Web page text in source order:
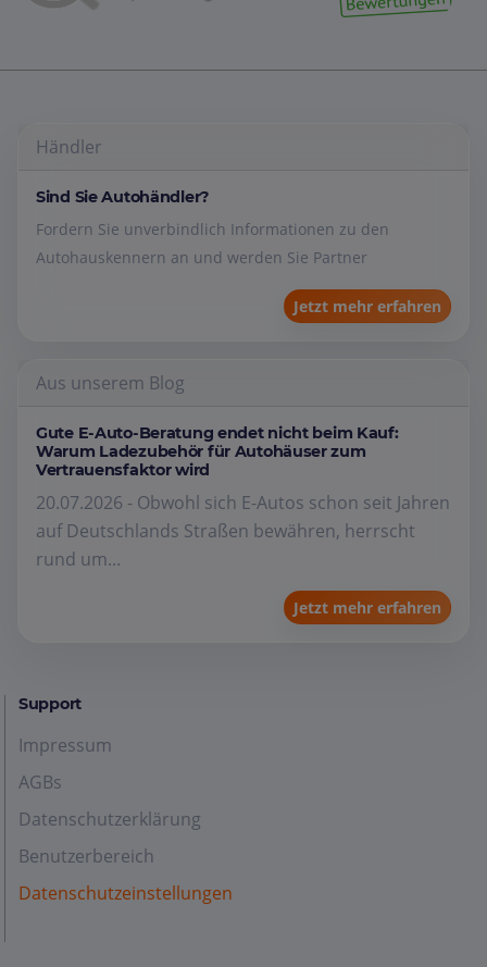
Händler
Sind Sie Autohändler?
Fordern Sie unverbindlich Informationen zu den
Autohauskennern an und werden Sie Partner
Jetzt mehr erfahren
Aus unserem Blog
Gute E-Auto-Beratung endet nicht beim Kauf:
Warum Ladezubehör für Autohäuser zum
Vertrauensfaktor wird
20.07.2026 - Obwohl sich E-Autos schon seit Jahren
auf Deutschlands Straßen bewähren, herrscht
rund um...
Jetzt mehr erfahren
Support
Impressum
AGBs
Datenschutzerklärung
Benutzerbereich
Datenschutzeinstellungen